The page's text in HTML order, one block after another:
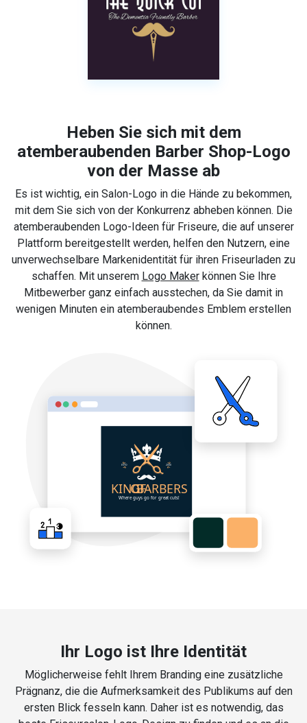
Heben Sie sich mit dem
atemberaubenden Barber Shop-Logo
von der Masse ab
Es ist wichtig, ein Salon-Logo in die Hände zu bekommen,
mit dem Sie sich von der Konkurrenz abheben können. Die
atemberaubenden Logo-Ideen für Friseure, die auf unserer
Plattform bereitgestellt werden, helfen den Nutzern, eine
unverwechselbare Markenidentität für ihren Friseurladen zu
schaffen. Mit unserem Logo Makerkönnen Sie Ihre
Mitbewerber ganz einfach ausstechen, da Sie damit in
wenigen Minuten ein atemberaubendes Emblem erstellen
können.
Ihr Logo ist Ihre Identität
Möglicherweise fehlt Ihrem Branding eine zusätzliche
Prägnanz, die die Aufmerksamkeit des Publikums auf den
ersten Blick fesseln kann. Daher ist es notwendig, das